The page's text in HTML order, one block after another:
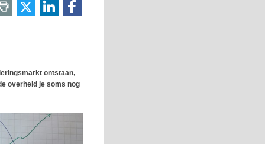
ontstaan,
overheid je soms nog